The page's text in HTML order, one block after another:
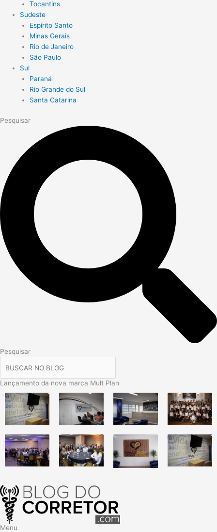
Tocantins
Sudeste
Espírito Santo
Minas Gerais
Rio de Janeiro
São Paulo
Sul
Paraná
Rio Grande do Sul
Santa Catarina
Pesquisar
Pesquisar
Lançamento da nova marca Mult Plan
Menu